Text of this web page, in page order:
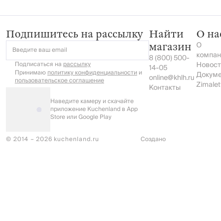
одежды,
Подпишитесь на рассылку
Введите ваш email
Подписаться на рассылку
Принимаюполитику конфиденциальностии
пользовательское соглашение
Наведите камеру и скачайте
приложение Kuchenland в App
Store или Google Play
Найти
магазин
8 (800) 500-
14-05
online@khlh.ru
Контакты
О
О
© 2014 – 2026 kuchenland.ru Создано